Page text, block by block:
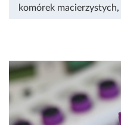
komórek macierzystych,